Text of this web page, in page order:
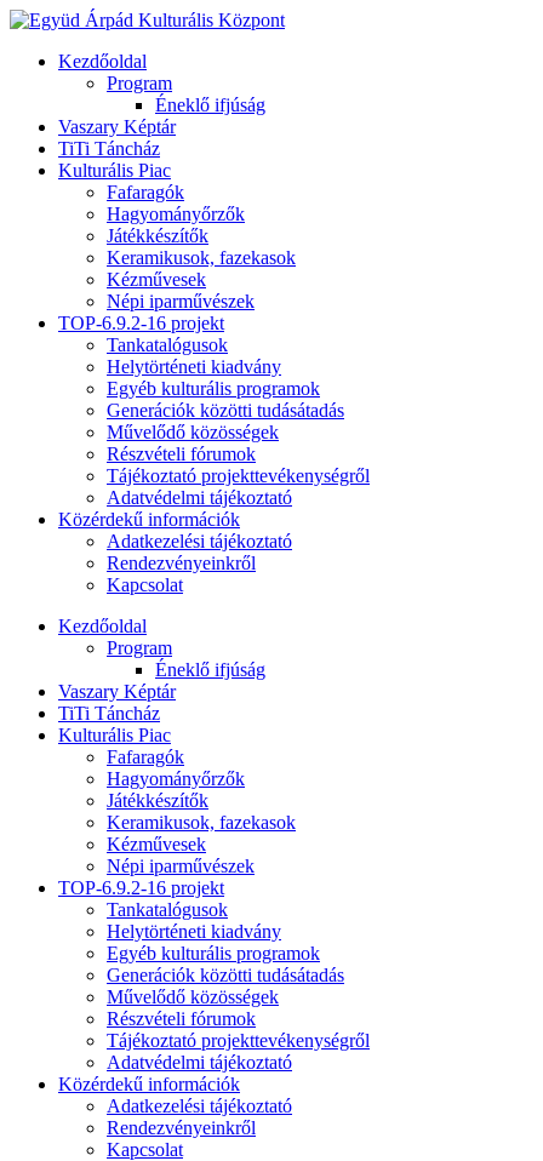
Kezdőoldal
Program
Éneklő ifjúság
Vaszary Képtár
TiTi Táncház
Kulturális Piac
Fafaragók
Hagyományőrzők
Játékkészítők
Keramikusok, fazekasok
Kézművesek
Népi iparművészek
TOP-6.9.2-16 projekt
Tankatalógusok
Helytörténeti kiadvány
Egyéb kulturális programok
Generációk közötti tudásátadás
Művelődő közösségek
Részvételi fórumok
Tájékoztató projekttevékenységről
Adatvédelmi tájékoztató
Közérdekű információk
Adatkezelési tájékoztató
Rendezvényeinkről
Kapcsolat
Kezdőoldal
Program
Éneklő ifjúság
Vaszary Képtár
TiTi Táncház
Kulturális Piac
Fafaragók
Hagyományőrzők
Játékkészítők
Keramikusok, fazekasok
Kézművesek
Népi iparművészek
TOP-6.9.2-16 projekt
Tankatalógusok
Helytörténeti kiadvány
Egyéb kulturális programok
Generációk közötti tudásátadás
Művelődő közösségek
Részvételi fórumok
Tájékoztató projekttevékenységről
Adatvédelmi tájékoztató
Közérdekű információk
Adatkezelési tájékoztató
Rendezvényeinkről
Kapcsolat